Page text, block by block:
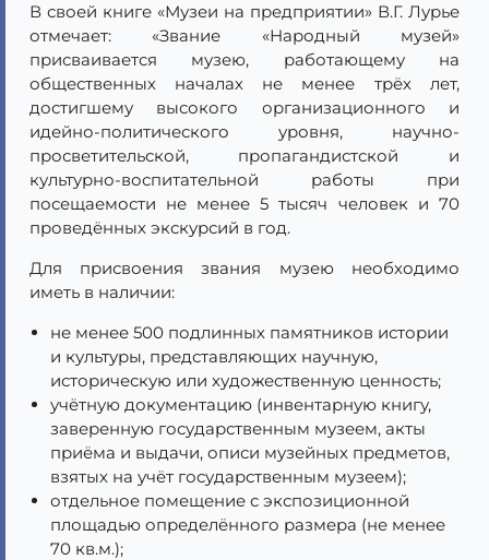
В своей книге «Музеи на предприятии» В.Г. Лурье
отмечает: «Звание «Народный музей»
присваивается музею, работающему на
общественных началах не менее трёх лет,
достигшему высокого организационного и
идейно-политического уровня, научно-
просветительской, пропагандистской и
культурно-воспитательной работы при
посещаемости не менее 5 тысяч человек и 70
проведённых экскурсий в год.
Для присвоения звания музею необходимо
иметь в наличии:
не менее 500 подлинных памятников истории
и культуры, представляющих научную,
историческую или художественную ценность;
учётную документацию (инвентарную книгу,
заверенную государственным музеем, акты
приёма и выдачи, описи музейных предметов,
взятых на учёт государственным музеем);
отдельное помещение с экспозиционной
площадью определённого размера (не менее
70 кв.м.);